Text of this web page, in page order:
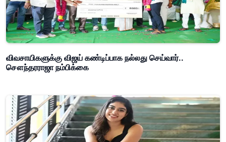
விவசாயிகளுக்கு விஜய் கண்டிப்பாக நல்லது செய்வார்..
சௌந்தரராஜா நம்பிக்கை